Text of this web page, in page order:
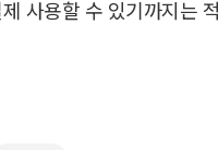
사용할 수 있기까지는